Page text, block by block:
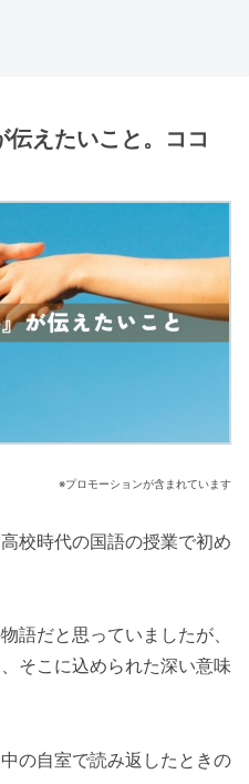
えたいこと。ココ
※プロモーションが含まれています
校時代の国語の授業で初め
語だと思っていましたが、
そこに込められた深い意味
の自室で読み返したときの